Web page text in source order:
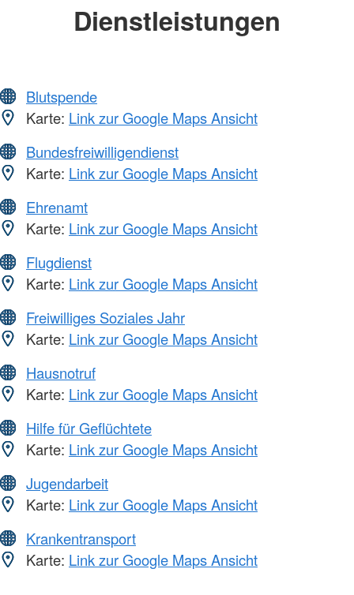
Dienstleistungen
Blutspende
Karte: Link zur Google Maps Ansicht
Bundesfreiwilligendienst
Karte: Link zur Google Maps Ansicht
Ehrenamt
Karte: Link zur Google Maps Ansicht
Flugdienst
Karte: Link zur Google Maps Ansicht
Freiwilliges Soziales Jahr
Karte: Link zur Google Maps Ansicht
Hausnotruf
Karte: Link zur Google Maps Ansicht
Hilfe für Geflüchtete
Karte: Link zur Google Maps Ansicht
Jugendarbeit
Karte: Link zur Google Maps Ansicht
Krankentransport
Karte: Link zur Google Maps Ansicht